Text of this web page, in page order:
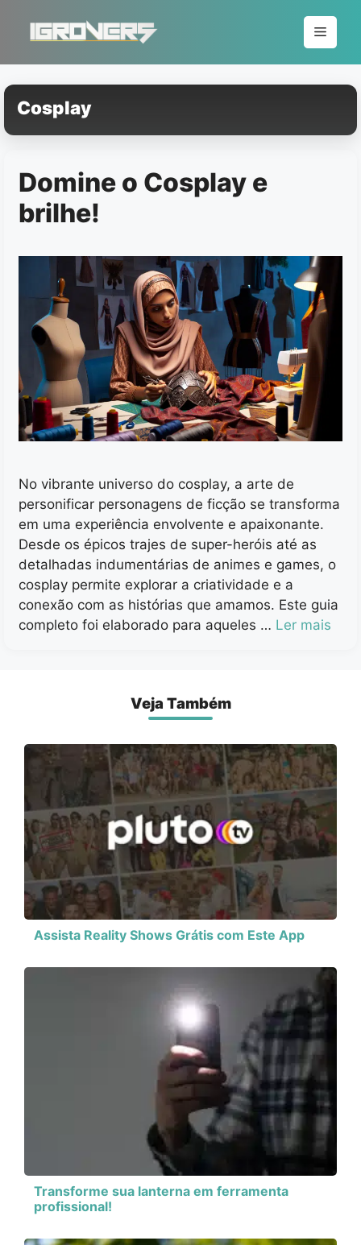
conteúdo
Menu
Cosplay
Domine o Cosplay e
brilhe!
No vibrante universo do cosplay, a arte de
personificar personagens de ficção se transforma
em uma experiência envolvente e apaixonante.
Desde os épicos trajes de super-heróis até as
detalhadas indumentárias de animes e games, o
cosplay permite explorar a criatividade e a
conexão com as histórias que amamos. Este guia
completo foi elaborado para aqueles … Ler mais
Veja Também
Assista Reality Shows Grátis com Este App
Transforme sua lanterna em ferramenta
profissional!